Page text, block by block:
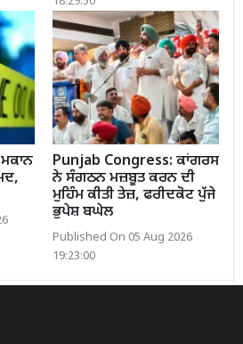
Punjab Congress: ਕਾਂਗਰਸ
ਨੇ ਸੰਗਠਨ ਮਜ਼ਬੂਤ ਕਰਨ ਦੀ
ਮੁਹਿੰਮ ਕੀਤੀ ਤੇਜ਼, ਫਰੀਦਕੋਟ ਪੁੱਜੇ
ਭੁਪੇਸ਼ ਬਘੇਲ
Published On 05 Aug 2026
19:23:00